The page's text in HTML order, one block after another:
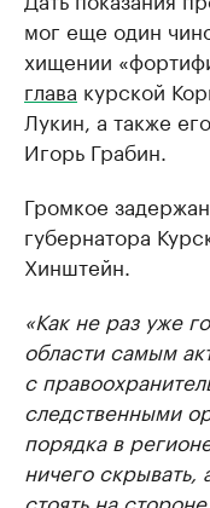
мог еще один
хищении
глава курской
Лукин, а также
Игорь Грабин.
Громкое
губернатора
Хинштейн.
«Как не раз уже
области самым
с
следственными
порядка в
ничего скрывать,
стоять на